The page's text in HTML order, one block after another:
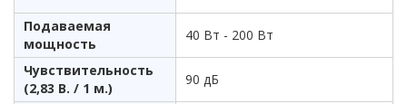
Подаваемая
мощность
40 Вт - 200 Вт
Чувствительность
(2,83 В. / 1 м.)
90 дБ